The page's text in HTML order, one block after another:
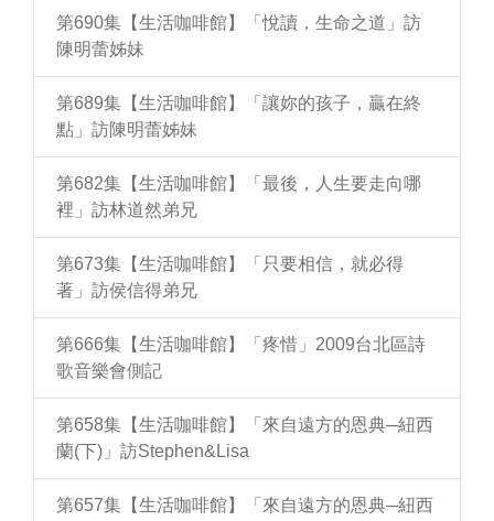
第690集【生活咖啡館】「悅讀，生命之道」訪
陳明蕾姊妹
第689集【生活咖啡館】「讓妳的孩子，贏在終
點」訪陳明蕾姊妹
第682集【生活咖啡館】「最後，人生要走向哪
裡」訪林道然弟兄
第673集【生活咖啡館】「只要相信，就必得
著」訪侯信得弟兄
第666集【生活咖啡館】「疼惜」2009台北區詩
歌音樂會側記
第658集【生活咖啡館】「來自遠方的恩典─紐西
蘭(下)」訪Stephen&Lisa
第657集【生活咖啡館】「來自遠方的恩典─紐西